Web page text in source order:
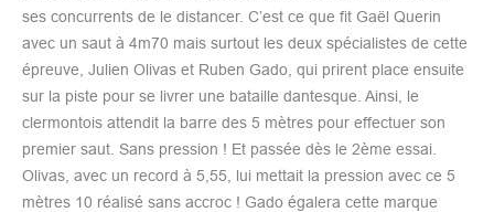
ses concurrents de le distancer. C’est ce que fit Gaël Querin
avec un saut à 4m70 mais surtout les deux spécialistes de cette
épreuve, Julien Olivas et Ruben Gado, qui prirent place ensuite
sur la piste pour se livrer une bataille dantesque. Ainsi, le
clermontois attendit la barre des 5 mètres pour effectuer son
premier saut. Sans pression ! Et passée dès le 2ème essai.
Olivas, avec un record à 5,55, lui mettait la pression avec ce 5
mètres 10 réalisé sans accroc ! Gado égalera cette marque